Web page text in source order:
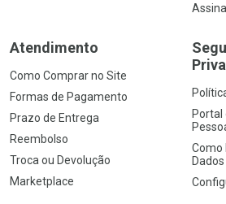
Atendimento
Como Comprar no Site
Formas de Pagamento
Prazo de Entrega
Reembolso
Troca ou Devolução
Marketplace
Portal
Como
Dados